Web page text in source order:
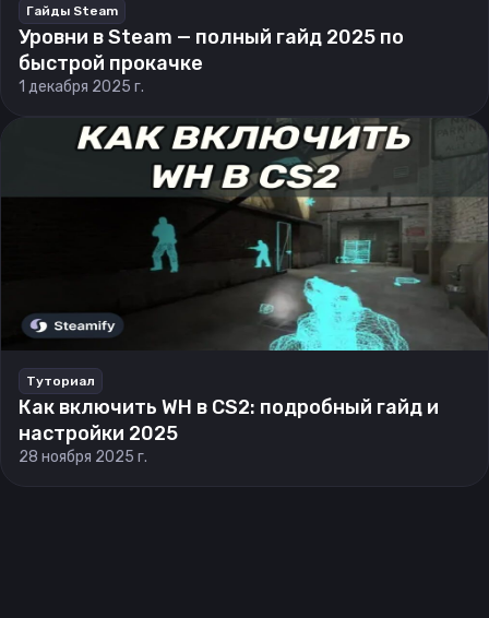
Гайды Steam
Уровни в Steam — полный гайд 2025 по
быстрой прокачке
1 декабря 2025 г.
Туториал
Как включить WH в CS2: подробный гайд и
настройки 2025
28 ноября 2025 г.